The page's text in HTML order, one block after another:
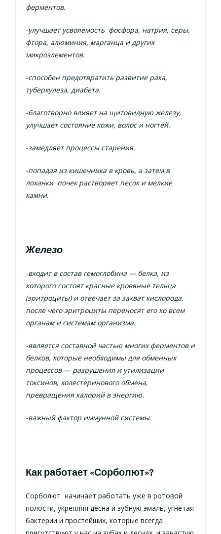
ферментов.
-улучшает усвояемость фосфора, натрия, серы,
фтора, алюминия, марганца и других
микроэлементов.
-способен предотвратить развитие рака,
туберкулеза, диабета.
-благотворно влияет на щитовидную железу,
улучшает состояние кожи, волос и ногтей.
-замедляет процессы старения.
-попадая из кишечника в кровь, а затем в
лоханки почек растворяет песок и мелкие
камни.
Железо
-входит в состав гемоглобина — белка, из
которого состоят красные кровяные тельца
(эритроциты) и отвечает за захват кислорода,
после чего эритроциты переносят его ко всем
органам и системам организма.
-является составной частью многих ферментов и
белков, которые необходимы для обменных
процессов — разрушения и утилизации
токсинов, холестеринового обмена,
превращения калорий в энергию.
-важный фактор иммунной системы.
Как работает «Сорболют»?
Сорболют начинает работать уже в ротовой
полости, укрепляя десна и зубную эмаль, угнетая
бактерии и простейших, которые всегда